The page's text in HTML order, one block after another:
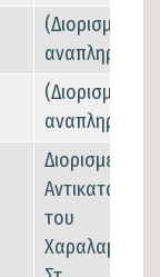
(Διορισμένος
αναπληρωτής)
(Διορισμένος
αναπληρωτής)
Διορισμένος
του